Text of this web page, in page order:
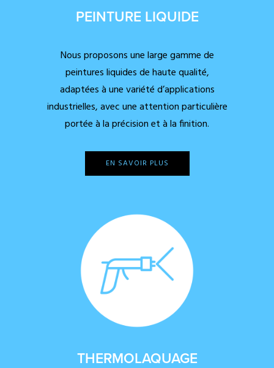
PEINTURE LIQUIDE
Nous proposons une large gamme de
peintures liquides de haute qualité,
adaptées à une variété d’applications
industrielles, avec une attention particulière
portée à la précision et à la finition.
EN SAVOIR PLUS
THERMOLAQUAGE